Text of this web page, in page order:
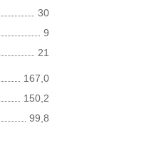
30
9
21
167,0
150,2
99,8